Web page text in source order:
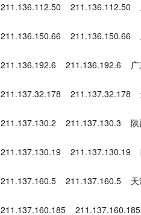
211.136.112.50 211.136.112.50
211.136.150.66 211.136.150.66
211.136.192.6 211.136.192.6 广
211.137.32.178 211.137.32.178
211.137.130.2 211.137.130.3 陕
211.137.130.19 211.137.130.19
211.137.160.5 211.137.160.5 天
211.137.160.185